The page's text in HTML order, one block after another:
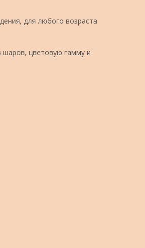
для любого возраста
шаров, цветовую гамму и